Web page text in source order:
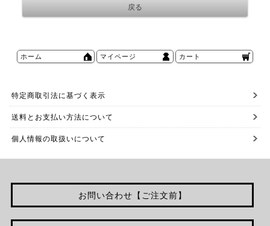
ホーム マイページ カート
特定商取引法に基づく表示
送料とお支払い方法について
個人情報の取扱いについて
お問い合わせ【ご注文前】